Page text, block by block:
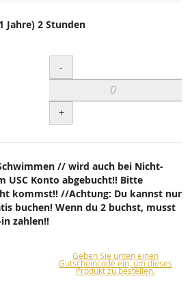
Jahre) 2 Stunden
Menge
-
+
// wird auch bei Nicht-
USC Konto abgebucht!! Bitte
kommst!! //Achtung: Du kannst nur
buchen! Wenn du 2 buchst, musst
zahlen!!
Geben Sie unten einen
Gutscheincode ein, um dieses
Produkt zu bestellen.